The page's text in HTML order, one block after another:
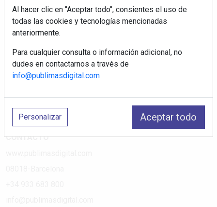
PÁGINAS
Suscripciones
Política de Privacidad
Política de Cookies
Política de Redes
Aviso Legal
¿Quiénes somos?
CONTACTO
Al hacer clic en "Aceptar todo", consientes el uso de
todas las cookies y tecnologías mencionadas
anteriormente.
Para cualquier consulta o información adicional, no
dudes en contactarnos a través de
info@publimasdigital.com
Personalizar Aceptar todo